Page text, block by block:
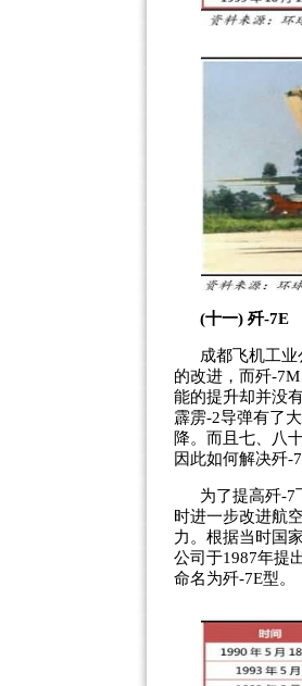
(十一) 歼-7E
成都飞机工
的改进，而歼-
能的提升却并没
霹雳-2导弹有了
降。而且七、八
因此如何解决歼-
为了提高歼-7
时进一步改进航
力。根据当时国
公司于1987年提
命名为歼-7E型。